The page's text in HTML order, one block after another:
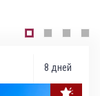
8 дней